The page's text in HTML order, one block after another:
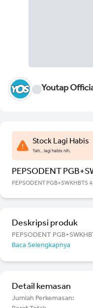
Youtap
Stock Lagi Habis
Yah.. lagi habis nih.
PEPSODENT
PEPSODENT PGB+SWKHBTS
Deskripsi produk
PEPSODENT
Baca Selengkapnya
Detail kemasan
Jumlah Perkemasan: